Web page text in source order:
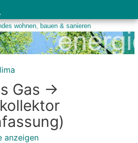
Gas ->
anzeigen